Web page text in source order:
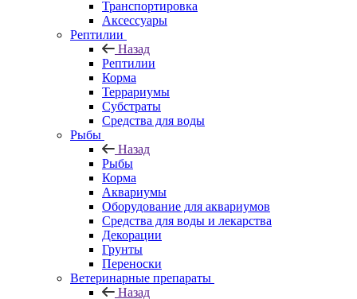
Транспортировка
Аксессуары
Рептилии
Назад
Рептилии
Корма
Террариумы
Субстраты
Средства для воды
Рыбы
Назад
Рыбы
Корма
Аквариумы
Оборудование для аквариумов
Средства для воды и лекарства
Декорации
Грунты
Переноски
Ветеринарные препараты
Назад